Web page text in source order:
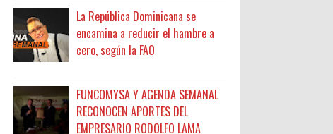
La República Dominicana se
encamina a reducir el hambre a
cero, según la FAO
FUNCOMYSA Y AGENDA SEMANAL
RECONOCEN APORTES DEL
EMPRESARIO RODOLFO LAMA